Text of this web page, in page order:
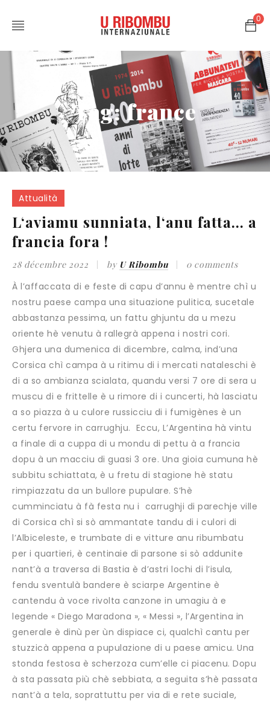
0
Tag: france
Attualità
L‘aviamu sunniata, l‘anu fatta… a
francia fora !
28 décembre 2022 by U Ribombu 0 comments
À l’affaccata di e feste di capu d’annu è mentre chì u
nostru paese campa una situazione pulitica, sucetale
abbastanza pessima, un fattu ghjuntu da u mezu
oriente hè venutu à rallegrà appena i nostri cori.
Ghjera una dumenica di dicembre, calma, ind’una
Corsica chì campa à u ritimu di i mercati nataleschi è
di a so ambianza scialata, quandu versi 7 ore di sera u
muscu di e frittelle è u rimore di i cuncerti, hà lasciatu
a so piazza à u culore russicciu di i fumigènes è un
certu fervore in carrughju. Eccu, L’Argentina hà vintu
a finale di a cuppa di u mondu di pettu à a francia
dopu à un macciu di guasi 3 ore. Una gioia cumuna hè
subbitu schiattata, è u fretu di stagione hè statu
rimpiazzatu da un bullore pupulare. S’hè
cumminciatu à fà festa nu i carrughji di parechje ville
di Corsica chì si sò ammantate tandu di i culori di
l’Albiceleste, e trumbate di e vitture anu ribumbatu
per i quartieri, è centinaie di parsone si sò addunite
nant’à a traversa di Bastia è d’astri lochi di l’isula,
fendu sventulà bandere è sciarpe Argentine è
cantendu à voce rivolta canzone in umagiu à e
legende « Diego Maradona », « Messi », l’Argentina in
generale è dinù per ùn dispiace ci, qualchì cantu per
stuzzicà appena a pupulazione di u paese amicu. Una
stonda festosa è scherzoza cum’elle ci piacenu. Dopu
à sta passata più chè sebbiata, a seguita s’hè passata
nant’à a tela, soprattuttu per via di e rete suciale,